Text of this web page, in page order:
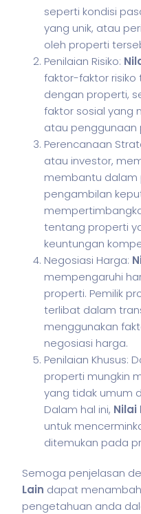
seperti kondisi
yang unik, atau
oleh properti
Penilaian Risiko:
faktor-faktor
dengan properti,
faktor sosial yang
atau penggunaan
Perencanaan
atau investor,
membantu dalam
pengambilan
tentang properti
keuntungan
Negosiasi Harga:
mempengaruhi
properti. Pemilik
terlibat dalam
menggunakan
negosiasi harga.
Penilaian Khusus:
properti mungkin
yang tidak umum
Dalam hal ini, Nilai
untuk
ditemukan pada
Semoga penjelasan
Lain dapat
pengetahuan anda